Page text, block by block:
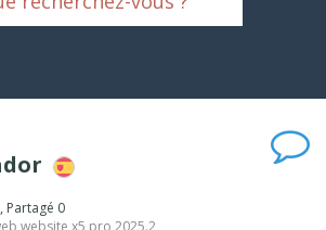
Partagé 0
,website x5 pro 2025.2